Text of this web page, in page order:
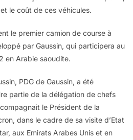
le coût de ces véhicules.
le premier camion de course à
par Gaussin, qui participera au
en Arabie saoudite.
PDG de Gaussin, a été
partie de la délégation de chefs
le Président de la
dans le cadre de sa visite d’Etat
aux Emirats Arabes Unis et en